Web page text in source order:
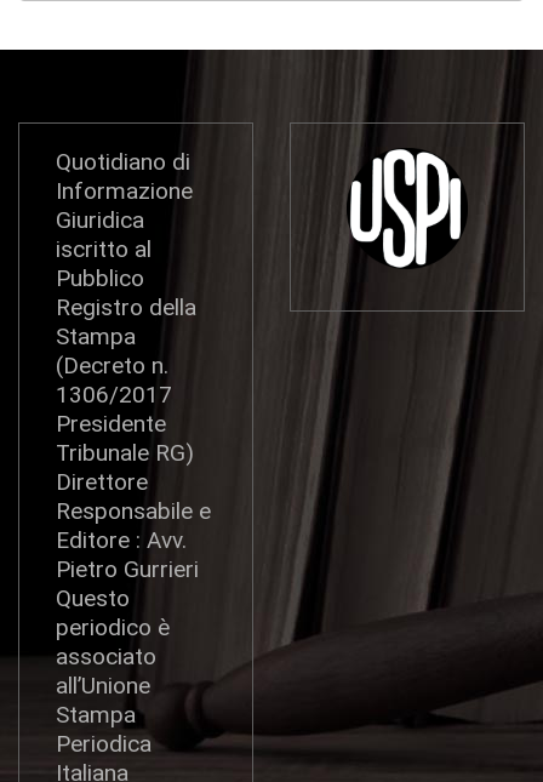
Quotidiano di
Informazione
Giuridica
iscritto al
Pubblico
Registro della
Stampa
(Decreto n.
1306/2017
Presidente
Tribunale RG)
Direttore
Responsabile e
Editore : Avv.
Pietro Gurrieri
Questo
periodico è
associato
all’Unione
Stampa
Periodica
Italiana